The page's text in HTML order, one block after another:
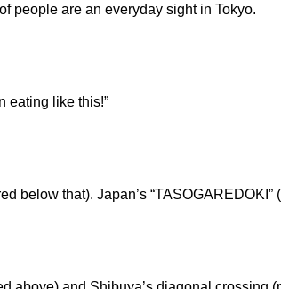
people are an everyday sight in Tokyo.
eating like this!”
below that). Japan’s “TASOGAREDOKI”